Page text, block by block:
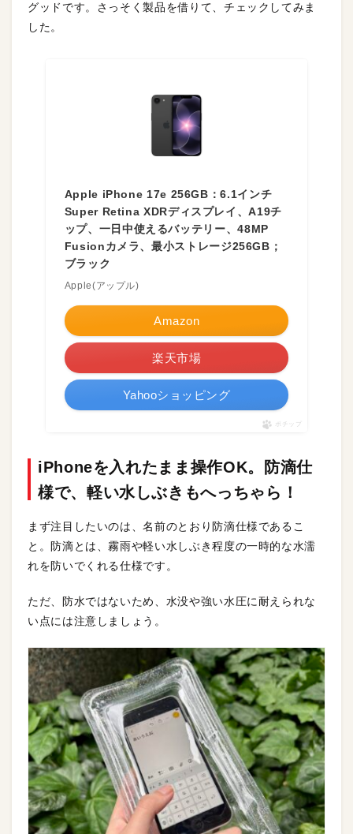
グッドです。さっそく製品を借りて、チェックしてみま
した。
Apple iPhone 17e 256GB：6.1インチ
Super Retina XDRディスプレイ、A19チ
ップ、一日中使えるバッテリー、48MP
Fusionカメラ、最小ストレージ256GB；
ブラック
Apple(アップル)
Amazon
楽天市場
Yahooショッピング
ポチップ
iPhoneを入れたまま操作OK。防滴仕
様で、軽い水しぶきもへっちゃら！
まず注目したいのは、名前のとおり防滴仕様であるこ
と。防滴とは、霧雨や軽い水しぶき程度の一時的な水濡
れを防いでくれる仕様です。
ただ、防水ではないため、水没や強い水圧に耐えられな
い点には注意しましょう。